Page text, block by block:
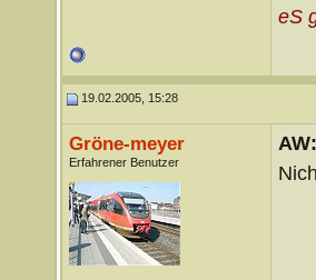
eS
19.02.2005, 15:28
Gröne-meyer
Erfahrener Benutzer